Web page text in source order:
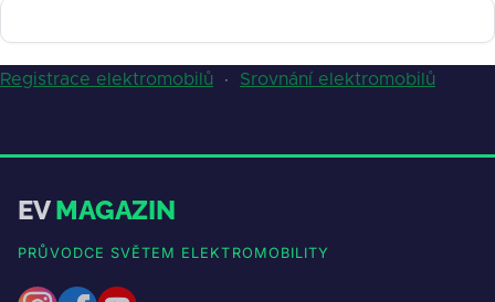
Registrace elektromobilů · Srovnání elektromobilů
EVMAGAZIN
PRŮVODCE SVĚTEM ELEKTROMOBILITY